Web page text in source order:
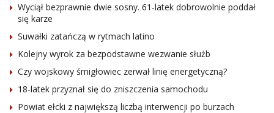
Wyciął bezprawnie dwie sosny. 61-latek dobrowolnie poddał
się karze
Suwałki zatańczą w rytmach latino
Kolejny wyrok za bezpodstawne wezwanie służb
Czy wojskowy śmigłowiec zerwał linię energetyczną?
18-latek przyznał się do zniszczenia samochodu
Powiat ełcki z największą liczbą interwencji po burzach